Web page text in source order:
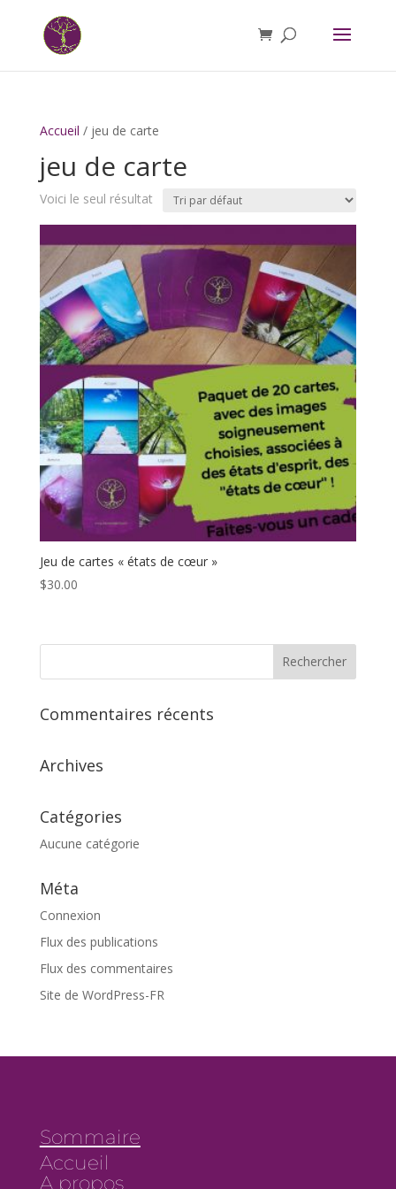
Accueil / jeu de carte
jeu de carte
Voici le seul résultat
Jeu de cartes « états de cœur »
$30.00
Commentaires récents
Archives
Catégories
Aucune catégorie
Méta
Connexion
Flux des publications
Flux des commentaires
Site de WordPress-FR
Sommaire
Accueil
A propos